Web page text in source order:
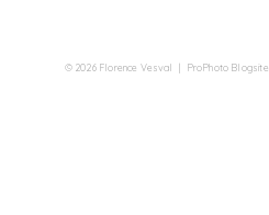
© 2026 Florence Vesval | ProPhoto Blogsite